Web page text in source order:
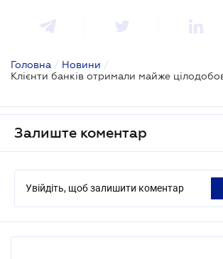
Головна / Новини /
Залиште коментар
Увійдіть, щоб залишити коментар